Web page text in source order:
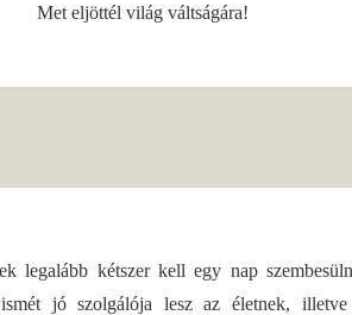
Met eljöttél világ váltságára!
legalább kétszer kell egy nap
jó szolgálója lesz az életnek, illetve